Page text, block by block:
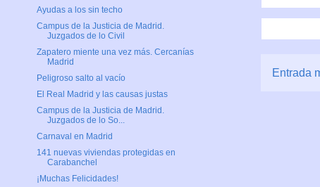
Entrada
Ayudas a los sin techo
Campus de la Justicia de Madrid.
Juzgados de lo Civil
Zapatero miente una vez más. Cercanías
Madrid
Peligroso salto al vacío
El Real Madrid y las causas justas
Campus de la Justicia de Madrid.
Juzgados de lo So...
Carnaval en Madrid
141 nuevas viviendas protegidas en
Carabanchel
¡Muchas Felicidades!